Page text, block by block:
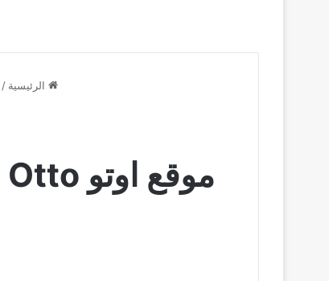
الرئيسية /